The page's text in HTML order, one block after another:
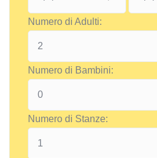
Numero di Adulti:
Numero di Bambini:
Numero di Stanze: